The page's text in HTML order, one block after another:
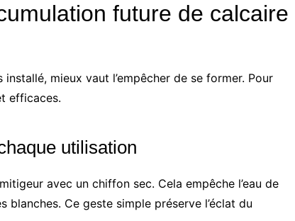
future de calcaire
mieux vaut l’empêcher de se former. Pour
efficaces.
utilisation
avec un chiffon sec. Cela empêche l’eau de
Ce geste simple préserve l’éclat du